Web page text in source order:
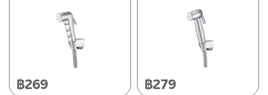
฿269 ฿279